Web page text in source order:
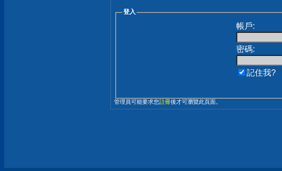
登入
帳戶:
密碼:
記住我?
管理員可能要求您註冊後才可瀏覽此頁面。